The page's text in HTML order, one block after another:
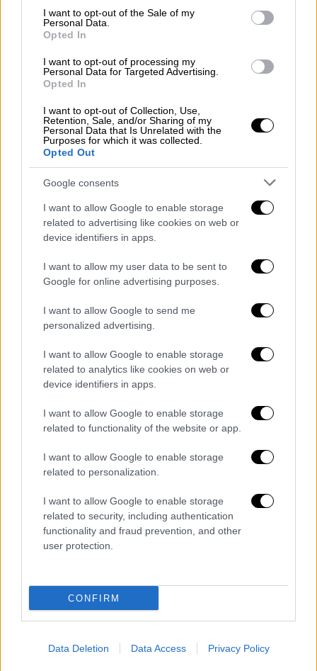
consent section.
I want to opt-out of the Sale of my
Personal Data.
Opted In
I want to opt-out of processing my
Personal Data for Targeted Advertising.
Opted In
I want to opt-out of Collection, Use,
Retention, Sale, and/or Sharing of my
Personal Data that Is Unrelated with the
Purposes for which it was collected.
Opted Out
Google consents
I want to allow Google to enable storage
related to advertising like cookies on web or
device identifiers in apps.
I want to allow my user data to be sent to
Google for online advertising purposes.
I want to allow Google to send me
personalized advertising.
I want to allow Google to enable storage
related to analytics like cookies on web or
device identifiers in apps.
I want to allow Google to enable storage
related to functionality of the website or app.
I want to allow Google to enable storage
related to personalization.
I want to allow Google to enable storage
related to security, including authentication
functionality and fraud prevention, and other
user protection.
CONFIRM
Data Deletion Data Access Privacy Policy
23.11.2025 20:30
Το νέο μισθολόγιο στις Ένοπλες
Δυνάμεις: Ποιοι θα δουν αυξήσεις και
Στα πλαίσια της εκδήλωσης εορτασμού της
Ημέρας των Ενόπλων Δυνάμεων, ο υπουργός
Εθνικής Άμυνας ανακοίνωσε τους 7 άξονες
των νέων μέτρων στήριξης της
20.11.2025 07:35
Γιατί η κυβέρνηση «σπάει» τα μέτρα
στήριξης και τα ανακοινώνει σε… δόσεις